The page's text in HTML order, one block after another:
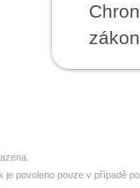
je povoleno pouze v případě